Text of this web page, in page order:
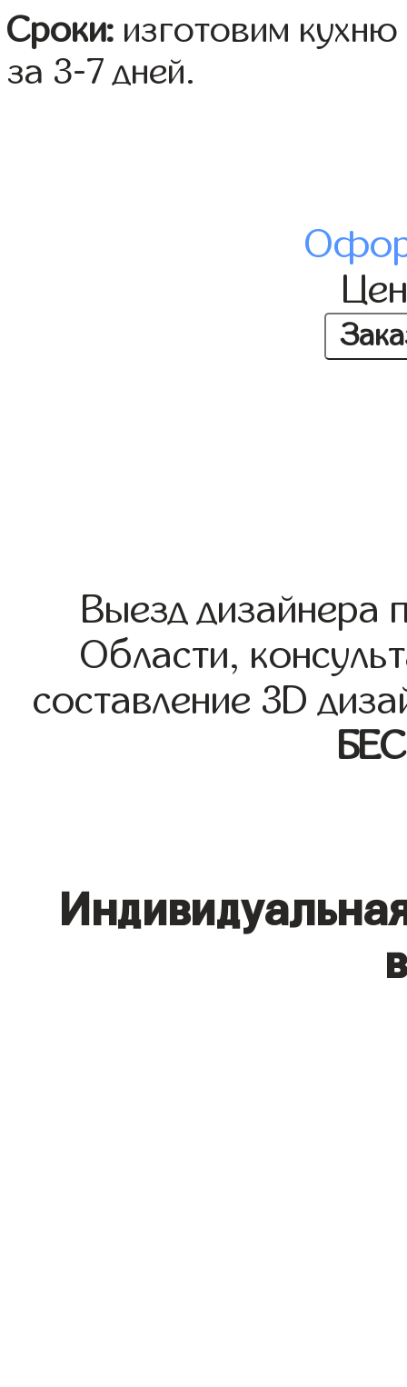
Сроки: изготовим
за 3-7 дней.
Выезд дизайнера
Области,
составление 3D